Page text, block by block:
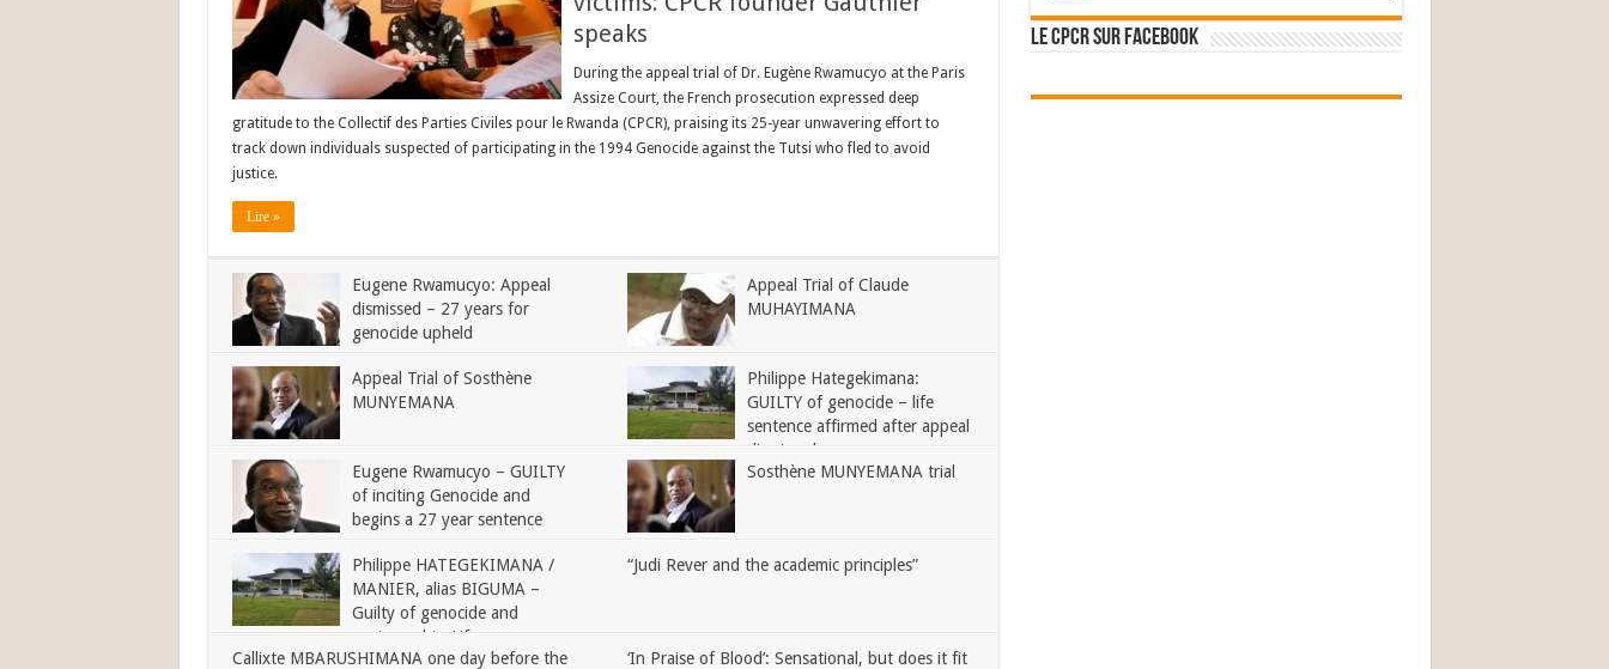
speaks
During the appeal trial of Dr. Eugène Rwamucyo at the Paris
Assize Court, the French prosecution expressed deep
gratitude to the Collectif des Parties Civiles pour le Rwanda (CPCR), praising its 25-year unwavering effort to
track down individuals suspected of participating in the 1994 Genocide against the Tutsi who fled to avoid
justice.
Lire »
Eugene Rwamucyo: Appeal
dismissed – 27 years for
genocide upheld
Appeal Trial of Claude
MUHAYIMANA
Appeal Trial of Sosthène
MUNYEMANA
Philippe Hategekimana:
GUILTY of genocide – life
sentence affirmed after appeal
dismissed
Eugene Rwamucyo – GUILTY
of inciting Genocide and
begins a 27 year sentence
Sosthène MUNYEMANA trial
Philippe HATEGEKIMANA /
MANIER, alias BIGUMA –
Guilty of genocide and
sentenced to Life
“Judi Rever and the academic principles”
Callixte MBARUSHIMANA one day before the
‘In Praise of Blood’: Sensational, but does it fit
Le CPCR sur Facebook